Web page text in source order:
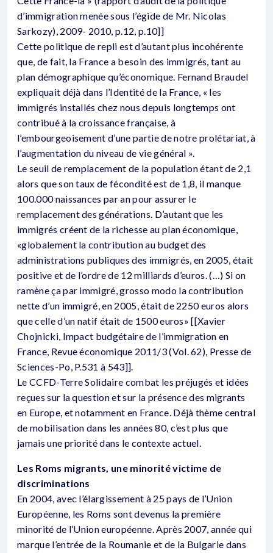
d’immigration menée sous l’égide de Mr. Nicolas
Sarkozy), 2009- 2010, p.12, p.10]]
Cette politique de repli est d’autant plus incohérente
que, de fait, la France a besoin des immigrés, tant au
plan démographique qu’économique. Fernand Braudel
expliquait déjà dans l’Identité de la France, « les
immigrés installés chez nous depuis longtemps ont
contribué à la croissance française, à
l’embourgeoisement d’une partie de notre prolétariat, à
l’augmentation du niveau de vie général ».
Le seuil de remplacement de la population étant de 2,1
alors que son taux de fécondité est de 1,8, il manque
100.000 naissances par an pour assurer le
remplacement des générations. D’autant que les
immigrés créent de la richesse au plan économique,
«globalement la contribution au budget des
administrations publiques des immigrés, en 2005, était
positive et de l’ordre de 12 milliards d’euros. (…) Si on
ramène ça par immigré, grosso modo la contribution
nette d’un immigré, en 2005, était de 2250 euros alors
que celle d’un natif était de 1500 euros» [[Xavier
Chojnicki, Impact budgétaire de l’immigration en
France, Revue économique 2011/3 (Vol. 62), Presse de
Sciences-Po, P.531 à 543]].
Le CCFD-Terre Solidaire combat les préjugés et idées
reçues sur la question et sur la présence des migrants
en Europe, et notamment en France. Déjà thème central
de mobilisation dans les années 80, c’est plus que
jamais une priorité dans le contexte actuel.
Les Roms migrants, une minorité victime de
discriminations
En 2004, avec l’élargissement à 25 pays de l’Union
Européenne, les Roms sont devenus la première
minorité de l’Union européenne. Après 2007, année qui
marque l’entrée de la Roumanie et de la Bulgarie dans